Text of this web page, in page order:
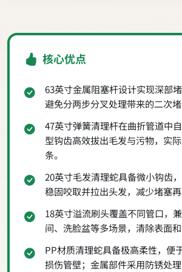
核心优点
63英寸金属阻塞杆设计实现深部堵
避免分两步分叉处理带来的二次堵
47英寸弹簧清理杆在曲折管道中
型钩齿高效拔出毛发与污物，实
条。
20英寸毛发清理蛇具备微小钩齿
稳固咬取并拉出头发，减少堵塞再
18英寸溢流刷头覆盖不同管口，
间、洗脸盆等多场景，清除表面和
PP材质清理蛇具备极高柔性，便
损伤管壁；金属部件采用防锈处理